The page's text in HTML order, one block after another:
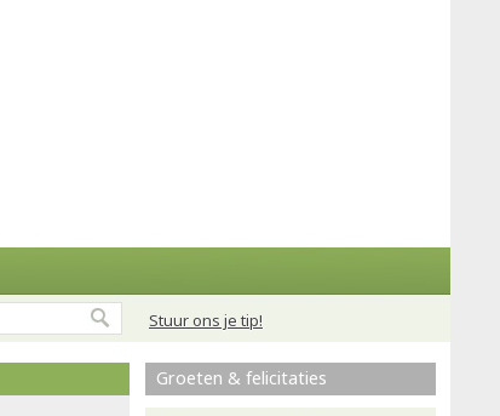
Stuur ons je tip!
Groeten & felicitaties